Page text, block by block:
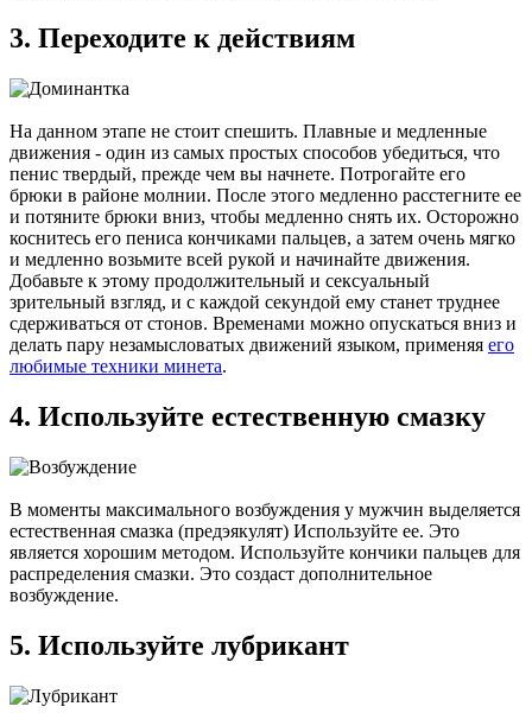
3. Переходите к действиям
На данном этапе не стоит спешить. Плавные и медленные
движения - один из самых простых способов убедиться, что
пенис твердый, прежде чем вы начнете. Потрогайте его
брюки в районе молнии. После этого медленно расстегните ее
и потяните брюки вниз, чтобы медленно снять их. Осторожно
коснитесь его пениса кончиками пальцев, а затем очень мягко
и медленно возьмите всей рукой и начинайте движения.
Добавьте к этому продолжительный и сексуальный
зрительный взгляд, и с каждой секундой ему станет труднее
сдерживаться от стонов. Временами можно опускаться вниз и
делать пару незамысловатых движений языком, применяя его
любимые техники минета.
4. Используйте естественную смазку
В моменты максимального возбуждения у мужчин выделяется
естественная смазка (предэякулят) Используйте ее. Это
является хорошим методом. Используйте кончики пальцев для
распределения смазки. Это создаст дополнительное
возбуждение.
5. Используйте лубрикант